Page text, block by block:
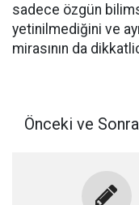
sadece özgün
yetinilmediğini ve
mirasının da
Önceki ve